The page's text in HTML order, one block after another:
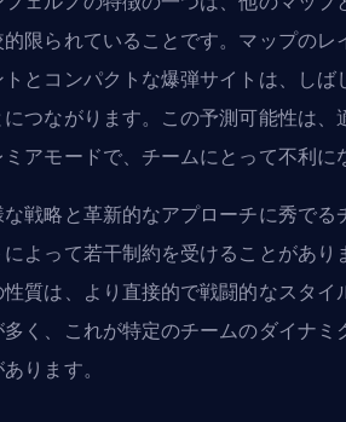
限られていることです。マップのレ
とコンパクトな爆弾サイトは、しば
つながります。この予測可能性は、
アモードで、チームにとって不利に
戦略と革新的なアプローチに秀でる
よって若干制約を受けることがあり
質は、より直接的で戦闘的なスタイ
く、これが特定のチームのダイナ
ります。